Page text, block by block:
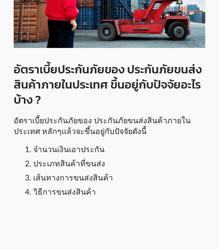
อัตราเบี้ยประกันภัยของ ประกันภัยขนส่ง
สินค้าภายในประเทศ ขึ้นอยู่กับปัจจัยอะไร
บ้าง ?
อัตราเบี้ยประกันภัยของ ประกันภัยขนส่งสินค้าภายใน
ประเทศ หลักๆเเล้วจะขึ้นอยู่กับปัจจัยดังนี้
จำนวนเงินเอาประกัน
ประเภทสินค้าที่ขนส่ง
เส้นทางการขนส่งสินค้า
วิธีการขนส่งสินค้า